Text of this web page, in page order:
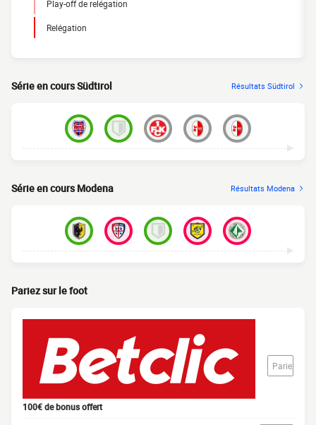
Play-off de relégation
Relégation
Série en cours Südtirol Résultats Südtirol
Série en cours Modena Résultats Modena
Pariez sur le foot
100€ de bonus offert
Pariez